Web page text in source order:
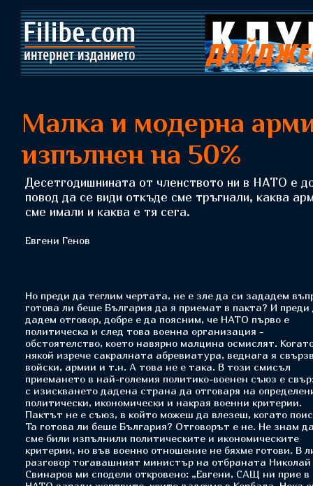
Малка и модерна
изпълнен на 50%
Десетгодишнината от членството ни в НАТО е
повод да се види откъде сме тръгнали, каква
сме имали и каква е тя сега.
Евгени Генов
Но преди да теглим чертата, не е зле да си зададем
готова ли беше България да я приемат в пакта? И преди
дадем отговор, добре е да поясним, че НАТО първо е
политическа и след това военна организация -
обстоятелство, което навярно малцина осмислят.
някой изрече сакралната абревиатура, веднага я
войски, армии и т.н. А това не е така. В този смисъл
приемането в най-големия политико-военен съюз е
с изискването дадена страна да отговаря на
политически, икономически и накрая военни критерии.
Пактът не е съюз, в който можеш да влезеш, когато
Та готова ли беше България? Отговорът е не. Не знам
сме били изпълнили политическите и икономическите
критерии, но във военно отношение не бяхме готови. В
разговор тогавашният министър на отбраната Николай
Свинаров ми сподели откровено: „Евгени, САЩ ни прие в